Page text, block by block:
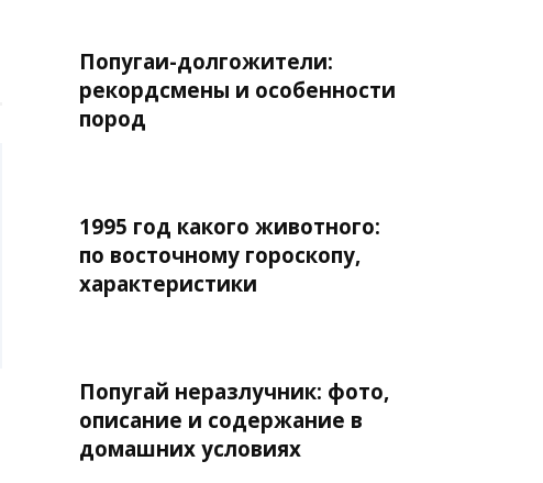
Попугаи-долгожители:
рекордсмены и особенности
пород
1995 год какого животного:
по восточному гороскопу,
характеристики
Попугай неразлучник: фото,
описание и содержание в
домашних условиях